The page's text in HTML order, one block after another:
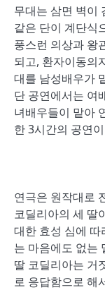
무대는 삼면 벽이
같은 단이 계단식
풍스런 의상과 왕
되고, 환자이동의
대를 남성배우가
단 공연에서는 여
녀배우들이 맡아
한 3시간의 공연
연극은 원작대로
코딜리아의 세 딸
대한 효성 심에 따
는 마음에도 없는
딸 코딜리아는 거
로 응답함으로 해